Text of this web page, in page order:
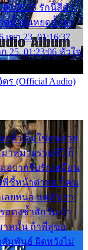
รักนี้สีดำ
าดน้ำฝนหยดน้ำตา
เขา 23. 01:16:37
25. 01:23:06 หัวใจ
ร (Official Audio)
กล้า ติ๋มใช่คนสวย
มาหมายร่วมชีวี ก็
อยากรับรักเหมือน
พี่ชี้หน้าด่าทอ ก็คน
ลยหนอ แค่ตัวเรา
อคงช้ำสักวัน ถ้า
าหมั้น ถ้าพี่สู่ขอ
สัมพันธ์ ผิดหวังไม่